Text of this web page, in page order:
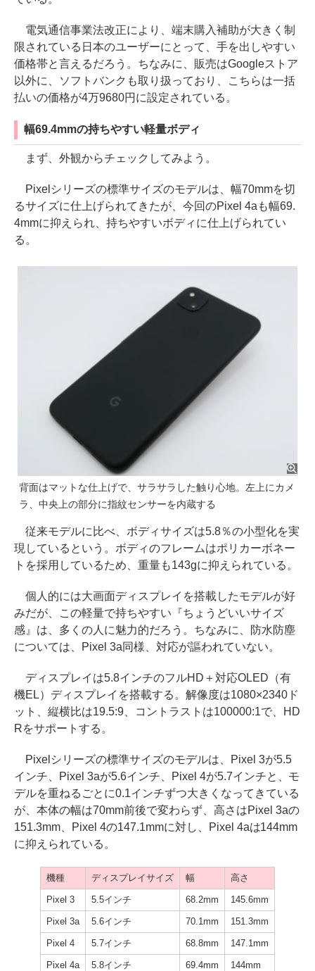
電気通信事業法改正により、端末購入補助が大きく制
限されている日本のユーザーにとって、手を出しやすい
価格帯と言えるだろう。ちなみに、販売はGoogleストア
以外に、ソフトバンクも取り扱っており、こちらは一括
払いの価格が4万9680円に設定されている。
幅69.4mmの持ちやすい軽量ボディ
まず、外観からチェックしてみよう。
Pixelシリーズの標準サイズのモデルは、幅70mmを切
るサイズに仕上げられてきたが、今回のPixel 4aも幅69.
4mmに抑えられ、持ちやすいボディに仕上げられてい
る。
背面はマットな仕上げで、サラサラした触り心地。左上にカメ
ラ、中央上の部分に指紋センサーを内蔵する
従来モデルに比べ、ボディサイズは5.8％の小型化を実
現しているという。ボディのフレームはポリカーボネー
トを採用しているため、重量も143gに抑えられている。
個人的には大画面ディスプレイを搭載したモデルが好
みだが、この軽量で持ちやすい『ちょうどいいサイズ
感』は、多くの人に魅力的だろう。ちなみに、防水防塵
については、Pixel 3a同様、対応が謳われていない。
ディスプレイは5.8インチのフルHD＋対応OLED（有
機EL）ディスプレイを搭載する。解像度は1080×2340ド
ット、縦横比は19.5:9、コントラストは100000:1で、HD
Rをサポートする。
Pixelシリーズの標準サイズのモデルは、Pixel 3が5.5
インチ、Pixel 3aが5.6インチ、Pixel 4が5.7インチと、モ
デルを重ねるごとに0.1インチずつ大きくなってきている
が、本体の幅は70mm前後で変わらず、高さはPixel 3aの
151.3mm、Pixel 4の147.1mmに対し、Pixel 4aは144mm
に抑えられている。
機種 ディスプレイサイズ 幅 高さ
Pixel 3 5.5インチ 68.2mm 145.6mm
Pixel 3a 5.6インチ 70.1mm 151.3mm
Pixel 4 5.7インチ 68.8mm 147.1mm
Pixel 4a 5.8インチ 69.4mm 144mm